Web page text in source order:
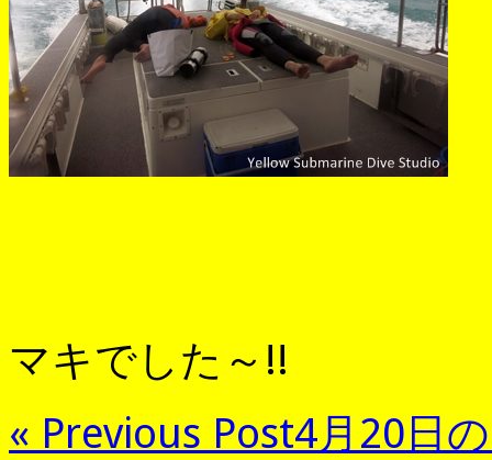
マキでした～!!
« Previous Post4月20日